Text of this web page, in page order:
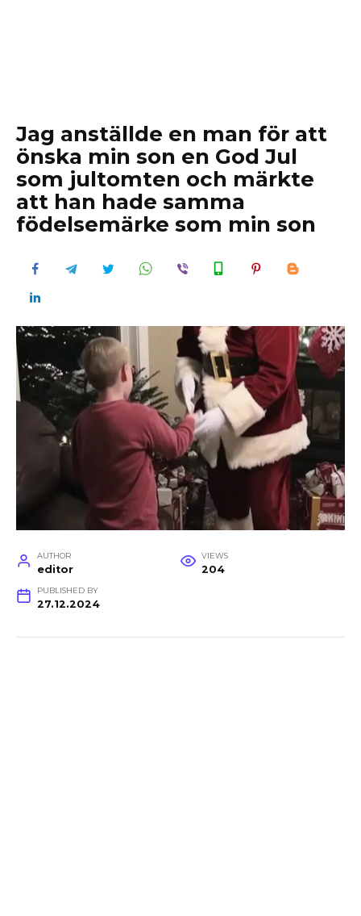
Jag anställde en man för att
önska min son en God Jul
som jultomten och märkte
att han hade samma
födelsemärke som min son
AUTHOR
editor
VIEWS
204
PUBLISHED BY
27.12.2024